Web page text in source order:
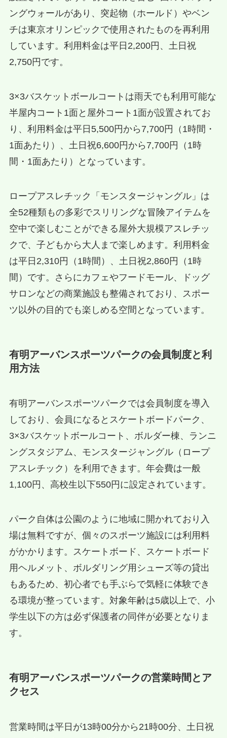
ングウォールがあり、突起物（ホールド）やベン
チは東京オリンピックで使用されたものを再利用
しています。利用料金は平日2,200円、土日祝
2,750円です。
3×3バスケットボールコートは雨天でも利用可能な
半屋内コート1面と屋外コート1面が設置されてお
り、利用料金は平日5,500円から7,700円（1時間・
1面あたり）、土日祝6,600円から7,700円（1時
間・1面あたり）となっています。
ロープアスレチック「モンスタージャングル」は
全52種類もの多彩でスリリングな冒険アイテムを
空中で楽しむことができる屋外大規模アスレチッ
クで、子どもから大人まで楽しめます。利用料金
は平日2,310円（1時間）、土日祝2,860円（1時
間）です。さらにカフェやフードモール、ドッグ
サロンなどの商業施設も整備されており、スポー
ツ以外の目的でも楽しめる空間となっています。
有明アーバンスポーツパークの会員制度と利
用方法
有明アーバンスポーツパークでは会員制度を導入
しており、会員になるとスケートボードパーク、
3×3バスケットボールコート、ボルダー棟、ランニ
ングスタジアム、モンスタージャングル（ロープ
アスレチック）を利用できます。年会費は一般
1,100円、高校生以下550円に設定されています。
パーク自体は公園のように地域に開かれており入
場は無料ですが、個々のスポーツ施設には利用料
がかかります。スケートボード、スケートボード
用ヘルメット、ボルダリング用シューズ等の貸出
もあるため、初心者でも手ぶらで気軽に体験でき
る環境が整っています。対象年齢は5歳以上で、小
学生以下の方は必ず保護者の同伴が必要となりま
す。
有明アーバンスポーツパークの営業時間とア
クセス
営業時間は平日が13時00分から21時00分、土日祝